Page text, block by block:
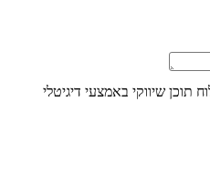
תוכן שיווקי באמצעי דיגיטלי